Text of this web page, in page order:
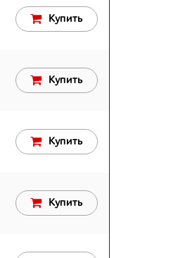
Купить
Купить
Купить
Купить